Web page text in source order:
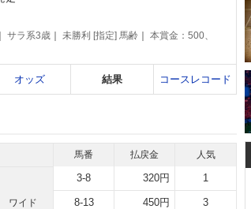
サラ系3歳 未勝利 [指定] 馬齢
本賞金：500、
オッズ 結果 コースレコード
馬番 払戻金 人気
ワイド
3-8 320円 1
8-13 450円 3